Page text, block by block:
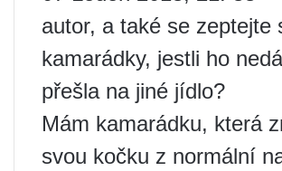
autor, a také se zeptejte
kamarádky, jestli ho
přešla na jiné jídlo?
Mám kamarádku, která
svou kočku z normální